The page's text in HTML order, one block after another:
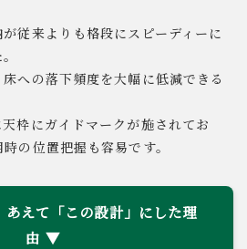
従来よりも格段にスピーディーに
への落下頻度を大幅に低減できる
枠にガイドマークが施されてお
の位置把握も容易です。
あえて「この設計」にした理
由